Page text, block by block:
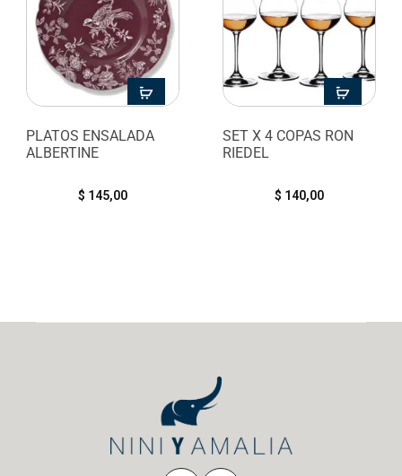
PLATOS ENSALADA
ALBERTINE
$ 145,00
SET X 4 COPAS RON
RIEDEL
$ 140,00